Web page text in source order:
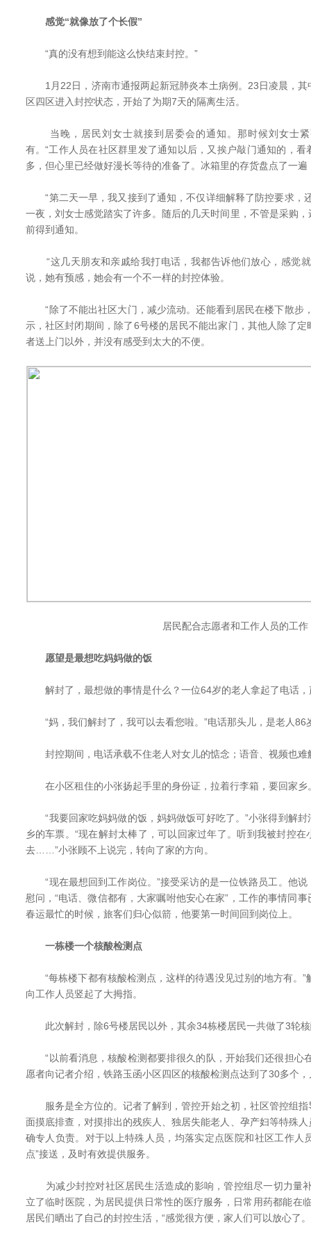
感觉“就像放了个长假”
“真的没有想到能这么快结束封控。”
1月22日，济南市通报两起新冠肺炎本土病例。23日凌晨，其
区四区进入封控状态，开始了为期7天的隔离生活。
当晚，居民刘女士就接到居委会的通知。那时候刘女士紧
有。“工作人员在社区群里发了通知以后，又挨户敲门通知的，
多，但心里已经做好漫长等待的准备了。冰箱里的存货盘点了一遍
“第二天一早，我又接到了通知，不仅详细解释了防控要求，
一夜，刘女士感觉踏实了许多。随后的几天时间里，不管是采购
前得到通知。
“这几天朋友和亲戚给我打电话，我都告诉他们放心，感觉就
说，她有预感，她会有一个不一样的封控体验。
“除了不能出社区大门，减少流动。还能看到居民在楼下散步
示，社区封闭期间，除了6号楼的居民不能出家门，其他人除了
者送上门以外，并没有感受到太大的不便。
居民配合志愿者和工作人员的工作
愿望是最想吃妈妈做的饭
解封了，最想做的事情是什么？一位64岁的老人拿起了电话，
“妈，我们解封了，我可以去看您啦。”电话那头儿，是老人86
封控期间，电话承载不住老人对女儿的惦念；语音、视频也难
在小区租住的小张扬起手里的身份证，拉着行李箱，要回家乡
“我要回家吃妈妈做的饭，妈妈做饭可好吃了。”小张得到解封
乡的车票。“现在解封太棒了，可以回家过年了。听到我被封控
去……”小张顾不上说完，转向了家的方向。
“现在最想回到工作岗位。”接受采访的是一位铁路员工。他说
慰问，“电话、微信都有，大家嘱咐他安心在家”，工作的事情同
春运最忙的时候，旅客们归心似箭，他要第一时间回到岗位上。
一栋楼一个核酸检测点
“每栋楼下都有核酸检测点，这样的待遇没见过别的地方有。”
向工作人员竖起了大拇指。
此次解封，除6号楼居民以外，其余34栋楼居民一共做了3轮核
“以前看消息，核酸检测都要排很久的队，开始我们还很担心
愿者向记者介绍，铁路玉函小区四区的核酸检测点达到了30多个
服务是全方位的。记者了解到，管控开始之初，社区管控组指
面摸底排查，对摸排出的残疾人、独居失能老人、孕产妇等特殊
确专人负责。对于以上特殊人员，均落实定点医院和社区工作人
点”接送，及时有效提供服务。
为减少封控对社区居民生活造成的影响，管控组尽一切力量
立了临时医院，为居民提供日常性的医疗服务，日常用药都能在
居民们晒出了自己的封控生活，“感觉很方便，家人们可以放心了。